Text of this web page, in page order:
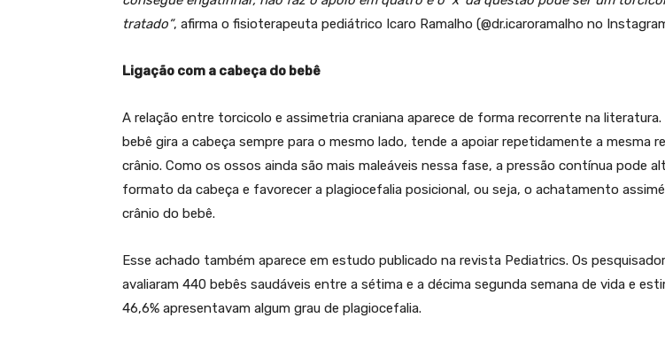
tratado”, afirma o fisioterapeuta pediátrico Icaro Ramalho (@dr.icaroramalho no
Ligação com a cabeça do bebê
A relação entre torcicolo e assimetria craniana aparece de forma recorrente na literatura.
bebê gira a cabeça sempre para o mesmo lado, tende a apoiar repetidamente a mesma
crânio. Como os ossos ainda são mais maleáveis nessa fase, a pressão contínua pode
formato da cabeça e favorecer a plagiocefalia posicional, ou seja, o achatamento
crânio do bebê.
Esse achado também aparece em estudo publicado na revista Pediatrics. Os
avaliaram 440 bebês saudáveis entre a sétima e a décima segunda semana de vida e
46,6% apresentavam algum grau de plagiocefalia.